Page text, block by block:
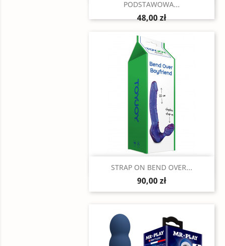
PODSTAWOWA...
48,00 zł
Szybki podgląd
STRAP ON BEND OVER...
90,00 zł